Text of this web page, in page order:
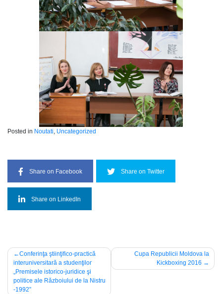
Posted in Noutati, Uncategorized
Share on Facebook Share on Twitter
Share on LinkedIn
Navigare
în
articole
Conferinţa ştiinţifico-practică
interuniversitară a studenţilor
„Premisele istorico-juridice şi
politice ale Războiului de la Nistru
-1992”
Cupa Republicii Moldova la
Kickboxing 2016